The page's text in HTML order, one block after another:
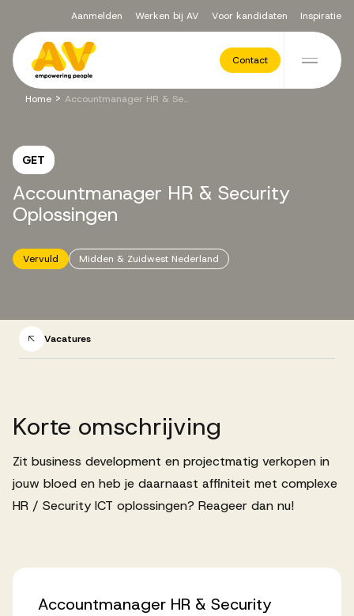
Ga naar de inhoud
Aanmelden Werken bij AV Voor kandidaten Inspiratie
Contact
Voor opdrachtgevers
Executive Search
Vacatures
Successen
Onze opdrachtgevers
Succesverhalen
Home > Accountmanager HR & Security Oplossingen
GET
Accountmanager HR & Security
Oplossingen
Vervuld Midden & Zuidwest Nederland
Vacatures
Korte omschrijving
Zit business development en projectmatig verkopen in
jouw bloed en heb je daarnaast affiniteit met complexe
HR / Security ICT oplossingen? Reageer dan nu!
Accountmanager HR & Security